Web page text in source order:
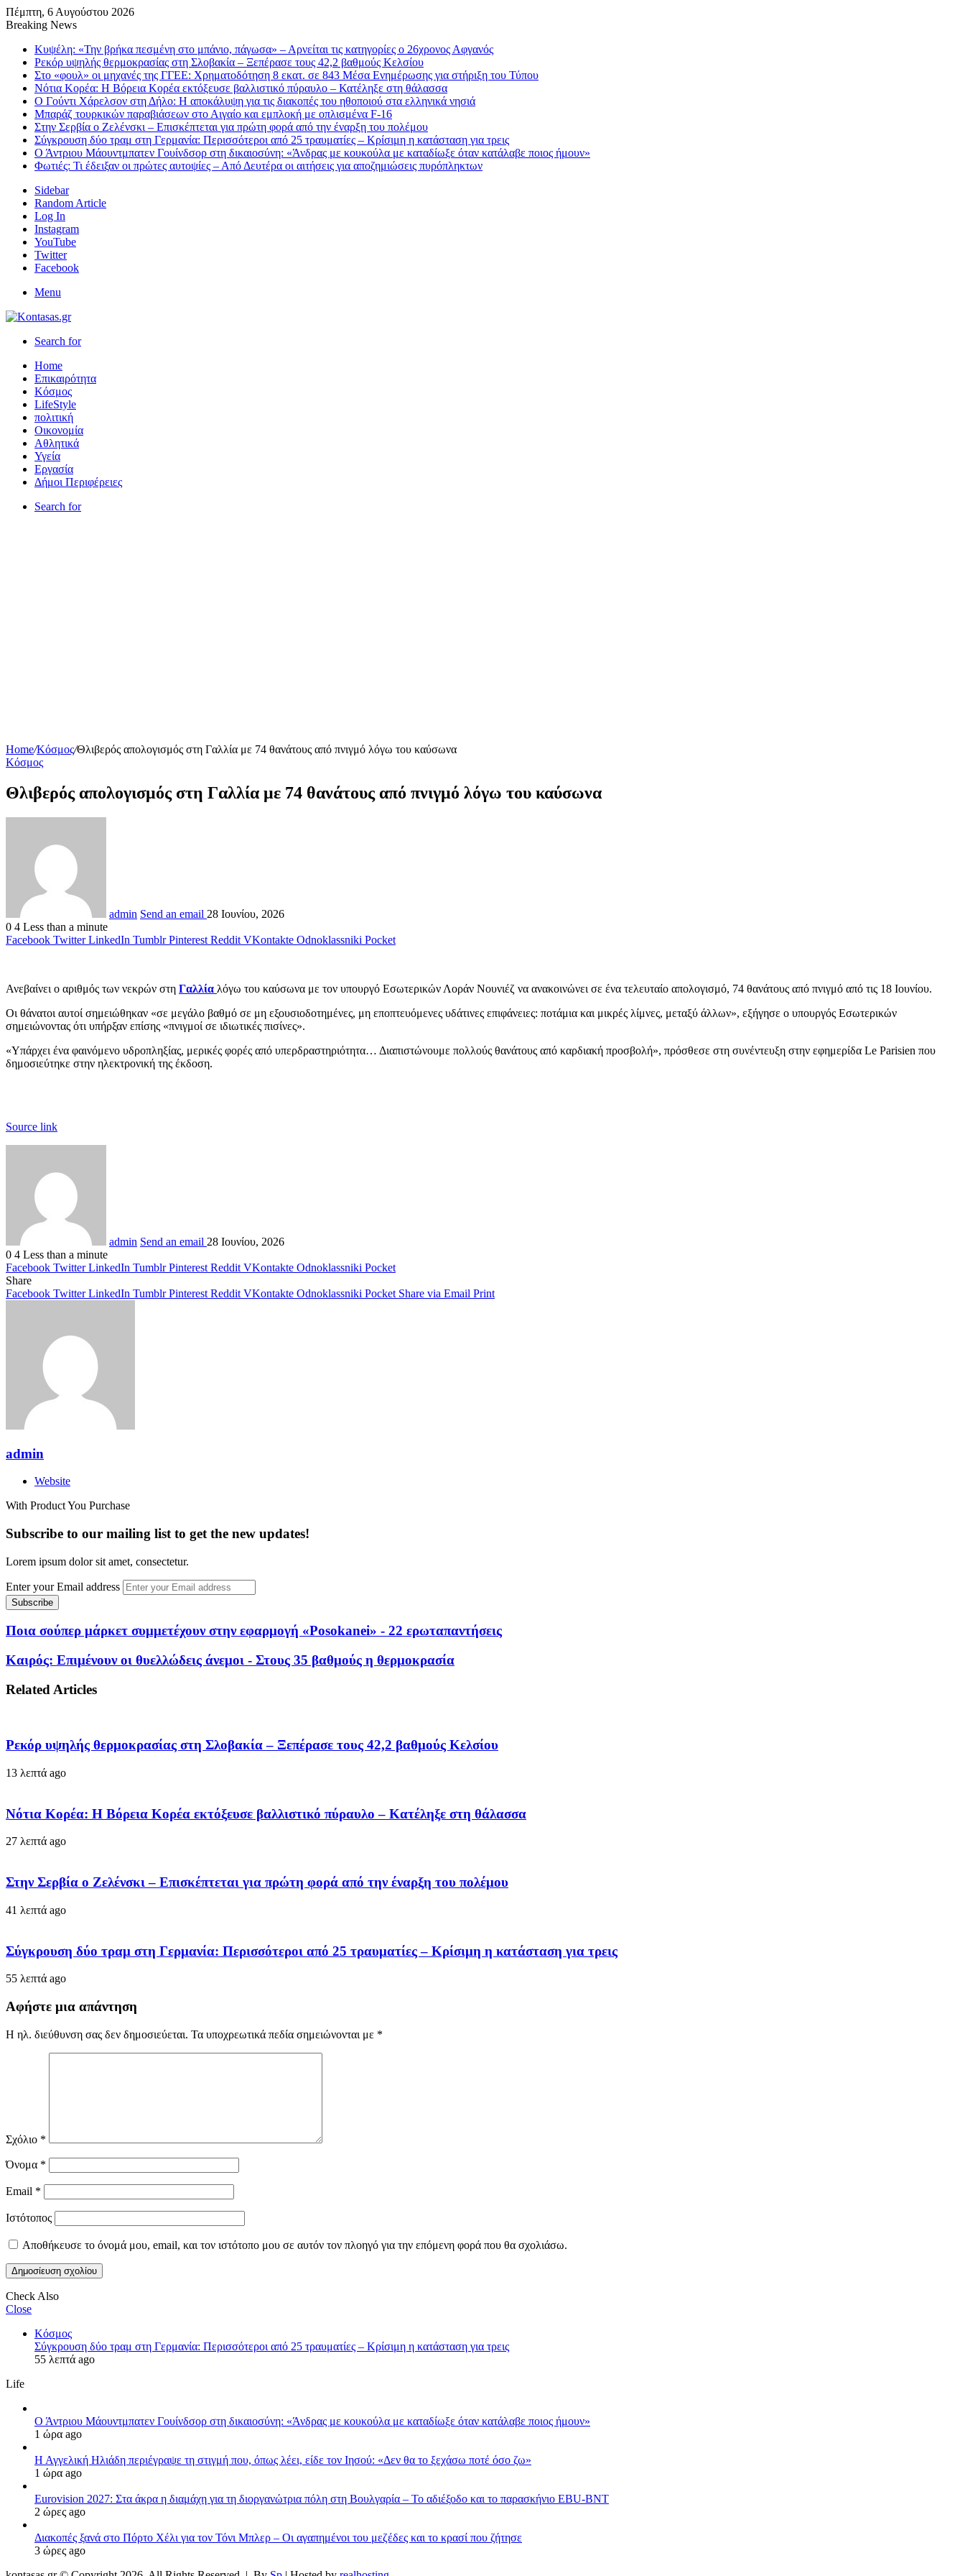
Πέμπτη, 6 Αυγούστου 2026
Breaking News
Κυψέλη: «Την βρήκα πεσμένη στο μπάνιο, πάγωσα» – Αρνείται τις κατηγορίες ο 26χρονος Αφγανός
Ρεκόρ υψηλής θερμοκρασίας στη Σλοβακία – Ξεπέρασε τους 42,2 βαθμούς Κελσίου
Στο «φουλ» οι μηχανές της ΓΓΕΕ: Χρηματοδότηση 8 εκατ. σε 843 Μέσα Ενημέρωσης για στήριξη του Τύπου
Νότια Κορέα: Η Βόρεια Κορέα εκτόξευσε βαλλιστικό πύραυλο – Κατέληξε στη θάλασσα
Ο Γούντι Χάρελσον στη Δήλο: Η αποκάλυψη για τις διακοπές του ηθοποιού στα ελληνικά νησιά
Μπαράζ τουρκικών παραβιάσεων στο Αιγαίο και εμπλοκή με οπλισμένα F-16
Στην Σερβία ο Ζελένσκι – Επισκέπτεται για πρώτη φορά από την έναρξη του πολέμου
Σύγκρουση δύο τραμ στη Γερμανία: Περισσότεροι από 25 τραυματίες – Κρίσιμη η κατάσταση για τρεις
Ο Άντριου Μάουντμπατεν Γουίνδσορ στη δικαιοσύνη: «Άνδρας με κουκούλα με καταδίωξε όταν κατάλαβε ποιος ήμουν»
Φωτιές: Τι έδειξαν οι πρώτες αυτοψίες – Από Δευτέρα οι αιτήσεις για αποζημιώσεις πυρόπληκτων
Sidebar
Random Article
Log In
Instagram
YouTube
Twitter
Facebook
Menu
Search for
Home
Επικαιρότητα
Κόσμος
LifeStyle
πολιτική
Οικονομία
Αθλητικά
Υγεία
Εργασία
Δήμοι Περιφέρειες
Search for
Home/Κόσμος/Θλιβερός απολογισμός στη Γαλλία με 74 θανάτους από πνιγμό λόγω του καύσωνα
Κόσμος
Θλιβερός απολογισμός στη Γαλλία με 74 θανάτους από πνιγμό λόγω του καύσωνα
admin Send an email 28 Ιουνίου, 2026
0 4 Less than a minute
Facebook Twitter LinkedIn Tumblr Pinterest Reddit VKontakte Odnoklassniki Pocket
Ανεβαίνει ο αριθμός των νεκρών στη Γαλλία λόγω του καύσωνα με τον υπουργό Εσωτερικών Λοράν Νουνιέζ να ανακοινώνει σε ένα τελευταίο απολογισμό, 74 θανάτους από πνιγμό από τις 18 Ιουνίου.
Οι θάνατοι αυτοί σημειώθηκαν «σε μεγάλο βαθμό σε μη εξουσιοδοτημένες, μη εποπτευόμενες υδάτινες επιφάνειες: ποτάμια και μικρές λίμνες, μεταξύ άλλων», εξήγησε ο υπουργός Εσωτερικών
σημειώνοντας ότι υπήρξαν επίσης «πνιγμοί σε ιδιωτικές πισίνες».
«Υπάρχει ένα φαινόμενο υδροπληξίας, μερικές φορές από υπερδραστηριότητα… Διαπιστώνουμε πολλούς θανάτους από καρδιακή προσβολή», πρόσθεσε στη συνέντευξη στην εφημερίδα Le Parisien που
δημοσιεύτηκε στην ηλεκτρονική της έκδοση.
Source link
admin Send an email 28 Ιουνίου, 2026
0 4 Less than a minute
Facebook Twitter LinkedIn Tumblr Pinterest Reddit VKontakte Odnoklassniki Pocket
Share
Facebook Twitter LinkedIn Tumblr Pinterest Reddit VKontakte Odnoklassniki Pocket Share via Email Print
admin
Website
With Product You Purchase
Subscribe to our mailing list to get the new updates!
Lorem ipsum dolor sit amet, consectetur.
Enter your Email address
Ποια σούπερ μάρκετ συμμετέχουν στην εφαρμογή «Posokanei» - 22 ερωταπαντήσεις
Καιρός: Επιμένουν οι θυελλώδεις άνεμοι - Στους 35 βαθμούς η θερμοκρασία
Related Articles
Ρεκόρ υψηλής θερμοκρασίας στη Σλοβακία – Ξεπέρασε τους 42,2 βαθμούς Κελσίου
13 λεπτά ago
Νότια Κορέα: Η Βόρεια Κορέα εκτόξευσε βαλλιστικό πύραυλο – Κατέληξε στη θάλασσα
27 λεπτά ago
Στην Σερβία ο Ζελένσκι – Επισκέπτεται για πρώτη φορά από την έναρξη του πολέμου
41 λεπτά ago
Σύγκρουση δύο τραμ στη Γερμανία: Περισσότεροι από 25 τραυματίες – Κρίσιμη η κατάσταση για τρεις
55 λεπτά ago
Αφήστε μια απάντηση
Η ηλ. διεύθυνση σας δεν δημοσιεύεται. Τα υποχρεωτικά πεδία σημειώνονται με *
Σχόλιο *
Όνομα *
Email *
Ιστότοπος
Αποθήκευσε το όνομά μου, email, και τον ιστότοπο μου σε αυτόν τον πλοηγό για την επόμενη φορά που θα σχολιάσω.
Check Also
Close
Κόσμος
Σύγκρουση δύο τραμ στη Γερμανία: Περισσότεροι από 25 τραυματίες – Κρίσιμη η κατάσταση για τρεις
55 λεπτά ago
Life
Ο Άντριου Μάουντμπατεν Γουίνδσορ στη δικαιοσύνη: «Άνδρας με κουκούλα με καταδίωξε όταν κατάλαβε ποιος ήμουν»
1 ώρα ago
Η Αγγελική Ηλιάδη περιέγραψε τη στιγμή που, όπως λέει, είδε τον Ιησού: «Δεν θα το ξεχάσω ποτέ όσο ζω»
1 ώρα ago
Eurovision 2027: Στα άκρα η διαμάχη για τη διοργανώτρια πόλη στη Βουλγαρία – Το αδιέξοδο και το παρασκήνιο EBU-BNT
2 ώρες ago
Διακοπές ξανά στο Πόρτο Χέλι για τον Τόνι Μπλερ – Οι αγαπημένοι του μεζέδες και το κρασί που ζήτησε
3 ώρες ago